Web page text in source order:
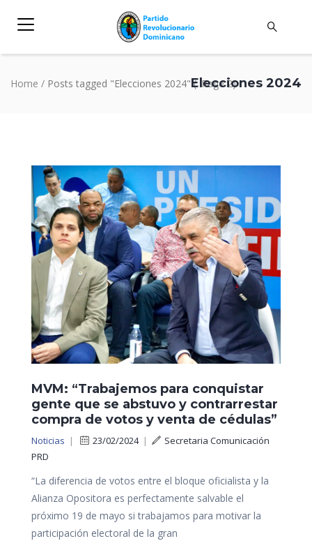
Elecciones 2024
Home / Posts tagged "Elecciones 2024" (: Page 2)
MVM: “Trabajemos para conquistar
gente que se abstuvo y contrarrestar
compra de votos y venta de cédulas”
Noticias | 23/02/2024|
Secretaria Comunicación
PRD
“La diferencia de votos entre el bloque oficialista y la
Alianza Opositora es perfectamente salvable el
próximo 19 de mayo si trabajamos para motivar la
participación electoral de la gran